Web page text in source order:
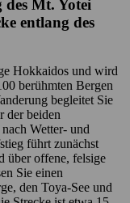
des Mt. Yotei
entlang des
Hokkaidos und wird
berühmten Bergen
begleitet Sie
der beiden
Wetter- und
führt zunächst
über offene, felsige
Sie einen
den Toya-See und